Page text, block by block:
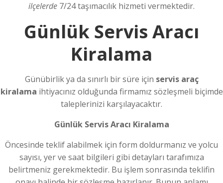
ilçelerde 7/24 taşımacılık hizmeti vermektedir.
Günlük Servis Aracı
Kiralama
Günübirlik ya da sınırlı bir süre için servis araç
kiralama ihtiyacınız olduğunda firmamız sözleşmeli biçimde
taleplerinizi karşılayacaktır.
Günlük Servis Aracı Kiralama
Öncesinde teklif alabilmek için form doldurmanız ve yolcu
sayısı, yer ve saat bilgileri gibi detayları tarafımıza
belirtmeniz gerekmektedir. Bu işlem sonrasında teklifin